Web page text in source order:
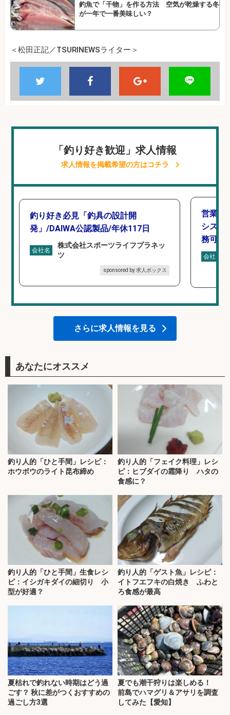
釣魚で「干物」を作る方法 空気が乾燥する冬
が一年で一番美味しい？
＜松田正記／TSURINEWSライター＞
「釣り好き歓迎」求人情報
求人情報を掲載希望の方はコチラ
釣り好き必見「釣具の設計開
発」/DAIWA公認製品/年休117日
会社名
株式会社スポーツライフプラネッ
ツ
sponsored by 求人ボックス
営業事
シスタ
務可/
会社名
さらに求人情報を見る
あなたにオススメ
釣り人的「ひと手間」レシピ：
ホウボウのライト昆布締め
釣り人的「フェイク料理」レシ
ピ：ヒブダイの霜降り ハタの
食感に？
釣り人的「ひと手間」生食レシ
ピ：イシガキダイの細切り 小
型が好適？
釣り人的「ゲスト魚」レシピ：
イトフエフキの白焼き ふわと
ろ食感が最高
夏枯れで釣れない時期はどう過
ごす？ 秋に差がつくおすすめの
過ごし方3選
夏でも潮干狩りは楽しめる！
前島でハマグリ＆アサリを調査
してみた【愛知】